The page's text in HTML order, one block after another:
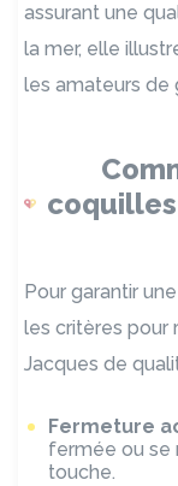
assurant une
la mer, elle
les amateurs de
Pour garantir
les critères pour
Jacques de
Fermeture
fermée ou se
touche.